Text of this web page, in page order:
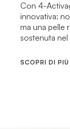
Con 4-
innovativa:
ma una pelle
sostenuta
SCOPRI DI PIÙ